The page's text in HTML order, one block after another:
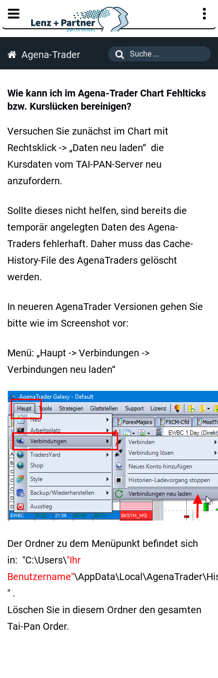
KUNDENPORTAL
Agena-Trader
Wie kann ich im Agena-Trader Chart Fehlticks
bzw. Kurslücken bereinigen?
Versuchen Sie zunächst im Chart mit
Rechtsklick -> „Daten neu laden“ die
Kursdaten vom TAI-PAN-Server neu
anzufordern.
Sollte dieses nicht helfen, sind bereits die
temporär angelegten Daten des Agena-
Traders fehlerhaft. Daher muss das Cache-
History-File des AgenaTraders gelöscht
werden.
In neueren AgenaTrader Versionen gehen Sie
bitte wie im Screenshot vor:
Menü: „Haupt -> Verbindungen ->
Verbindungen neu laden“
Der Ordner zu dem Menüpunkt befindet sich
in: "C:\Users\"Ihr
Benutzername"
" .
Löschen Sie in diesem Ordner den gesamten
Tai-Pan Order.